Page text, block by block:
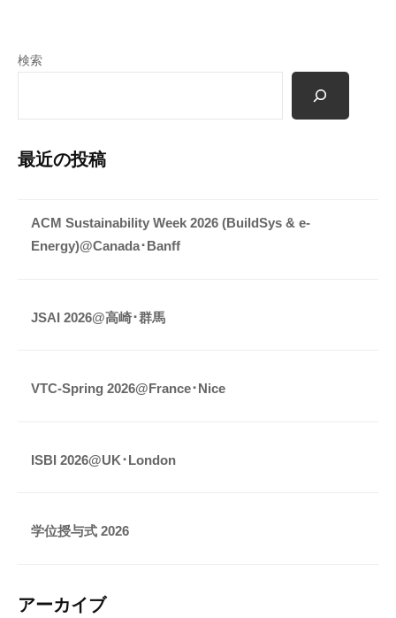
検索
最近の投稿
ACM Sustainability Week 2026 (BuildSys & e-
Energy)@Canada･Banff
JSAI 2026@高崎･群馬
VTC-Spring 2026@France･Nice
ISBI 2026@UK･London
学位授与式 2026
アーカイブ